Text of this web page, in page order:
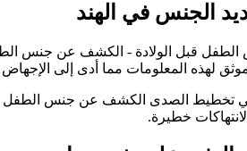
الجنس في الهند
لهذه المعلومات مما أدى إلى
تخطيط الصدى الكشف عن جنس الطفل أو
خطيرة.